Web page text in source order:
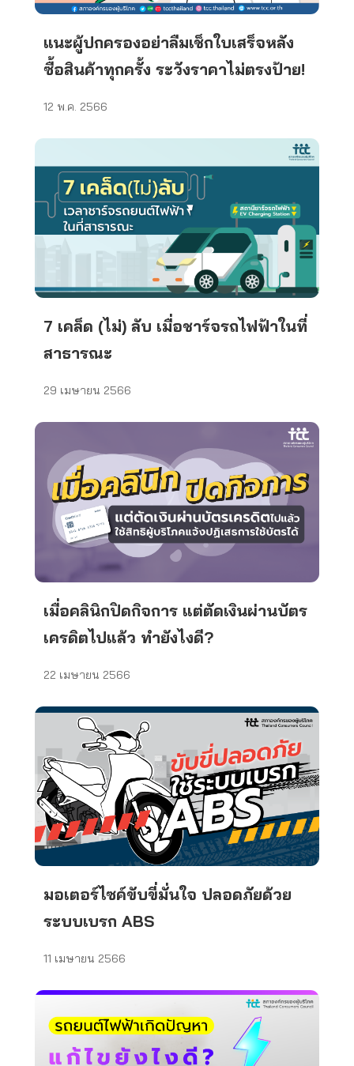
แนะผู้ปกครองอย่าลืมเช็กใบเสร็จหลัง
ซื้อสินค้าทุกครั้ง ระวังราคาไม่ตรงป้าย!
12 พ.ค. 2566
7 เคล็ด (ไม่) ลับ เมื่อชาร์จรถไฟฟ้าในที่
สาธารณะ
29 เมษายน 2566
เมื่อคลินิกปิดกิจการ แต่ตัดเงินผ่านบัตร
เครดิตไปแล้ว ทำยังไงดี?
22 เมษายน 2566
มอเตอร์ไซค์ขับขี่มั่นใจ ปลอดภัยด้วย
ระบบเบรก ABS
11 เมษายน 2566